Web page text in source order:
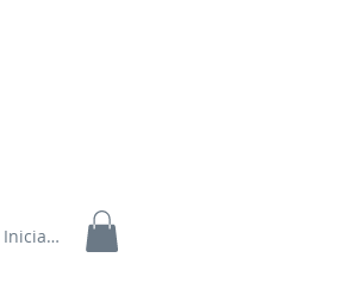
Iniciar sesión